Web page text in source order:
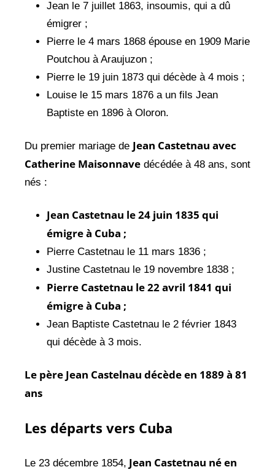
Jean le 7 juillet 1863, insoumis, qui a dû
émigrer ;
Pierre le 4 mars 1868 épouse en 1909 Marie
Poutchou à Araujuzon ;
Pierre le 19 juin 1873 qui décède à 4 mois ;
Louise le 15 mars 1876 a un fils Jean
Baptiste en 1896 à Oloron.
Du premier mariage de Jean Castetnau avec
Catherine Maisonnave décédée à 48 ans, sont
nés :
Jean Castetnau le 24 juin 1835 qui
émigre à Cuba ;
Pierre Castetnau le 11 mars 1836 ;
Justine Castetnau le 19 novembre 1838 ;
Pierre Castetnau le 22 avril 1841 qui
émigre à Cuba ;
Jean Baptiste Castetnau le 2 février 1843
qui décède à 3 mois.
Le père Jean Castelnau décède en 1889 à 81
ans
Les départs vers Cuba
Le 23 décembre 1854, Jean Castetnau né en